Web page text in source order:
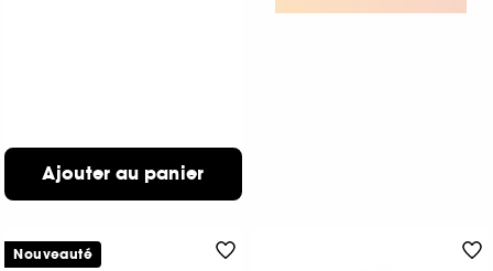
Ajouter au panier
Nouveauté